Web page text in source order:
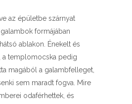
az épületbe szárnyat
formájában
ablakon. Énekelt és
a templomocska pedig
magából a galambfelleget,
sem maradt fogva. Mire
odaférhettek, és